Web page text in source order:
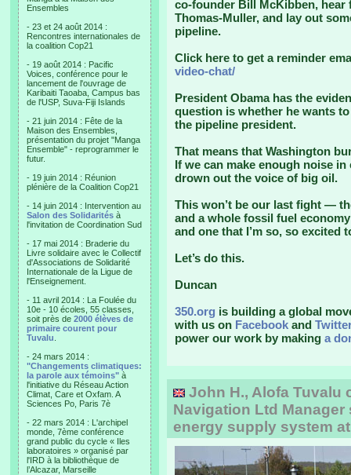
Ensembles
- 23 et 24 août 2014 :
Rencontres internationales de
la coalition Cop21
- 19 août 2014 : Pacific
Voices, conférence pour le
lancement de l'ouvrage de
Karibaiti Taoaba, Campus bas
de l'USP, Suva-Fiji Islands
- 21 juin 2014 : Fête de la
Maison des Ensembles,
présentation du projet "Manga
Ensemble" - reprogrammer le
futur.
- 19 juin 2014 : Réunion
plénière de la Coalition Cop21
- 14 juin 2014 : Intervention au
Salon des Solidarités à
l'invitation de Coordination Sud
- 17 mai 2014 : Braderie du
Livre solidaire avec le Collectif
d'Associations de Solidarité
Internationale de la Ligue de
l'Enseignement.
- 11 avril 2014 : La Foulée du
10e - 10 écoles, 55 classes,
soit près de 2000 élèves de
primaire courent pour
Tuvalu
- 24 mars 2014 :
"Changements climatiques:
la parole aux témoins" à
l'initiative du Réseau Action
Climat, Care et Oxfam. A
Sciences Po, Paris 7è
- 22 mars 2014 : L'archipel
monde, 7ème conférence
grand public du cycle « Iles
laboratoires » organisé par
l'IRD à la bibliothèque de
l’Alcazar, Marseille
co-founder Bill McKibben, hear
Thomas-Muller, and lay out
pipeline.
Click here to get a reminder
video-chat/
President Obama has the
question is whether he wants
the pipeline president.
That means that Washington
If we can make enough noise
drown out the voice of big oil.
This won’t be our last fight —
and a whole fossil fuel
and one that I’m so, so excited
Let’s do this.
Duncan
350.org is building a global
with us on Facebook and Twitter
power our work by making a
John H., Alofa Tuvalu
Navigation Ltd
energy supply system